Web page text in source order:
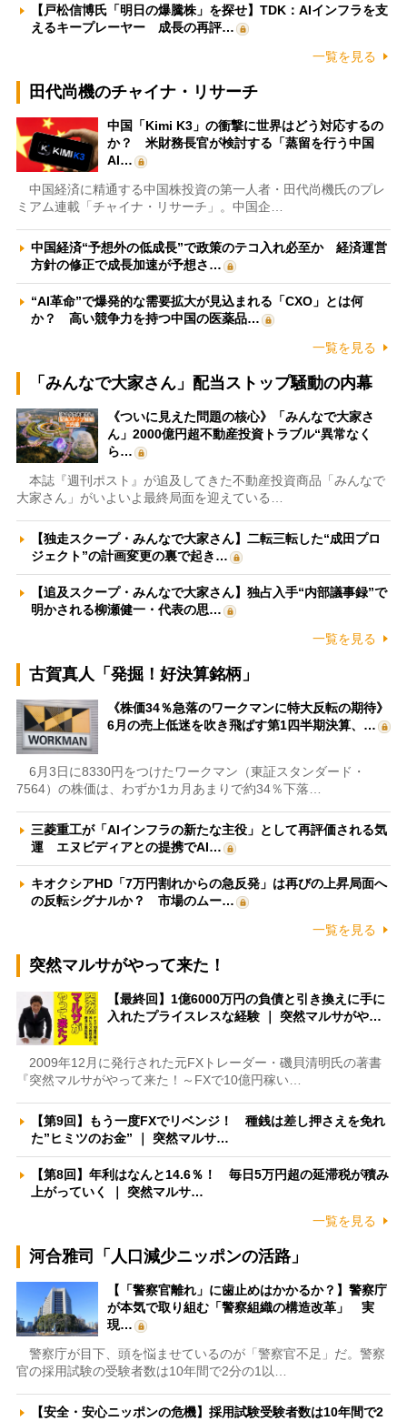
【戸松信博氏「明日の爆騰株」を探せ】TDK：AIインフラを支
えるキープレーヤー 成長の再評…
一覧を見る
田代尚機のチャイナ・リサーチ
中国「Kimi K3」の衝撃に世界はどう対応するの
か？ 米財務長官が検討する「蒸留を行う中国
AI…
中国経済に精通する中国株投資の第一人者・田代尚機氏のプレ
ミアム連載「チャイナ・リサーチ」。中国企…
中国経済“予想外の低成長”で政策のテコ入れ必至か 経済運営
方針の修正で成長加速が予想さ…
“AI革命”で爆発的な需要拡大が見込まれる「CXO」とは何
か？ 高い競争力を持つ中国の医薬品…
一覧を見る
「みんなで大家さん」配当ストップ騒動の内幕
《ついに見えた問題の核心》「みんなで大家さ
ん」2000億円超不動産投資トラブル“異常なく
ら…
本誌『週刊ポスト』が追及してきた不動産投資商品「みんなで
大家さん」がいよいよ最終局面を迎えている…
【独走スクープ・みんなで大家さん】二転三転した“成田プロ
ジェクト”の計画変更の裏で起き…
【追及スクープ・みんなで大家さん】独占入手“内部議事録”で
明かされる柳瀬健一・代表の思…
一覧を見る
古賀真人「発掘！好決算銘柄」
《株価34％急落のワークマンに特大反転の期待》
6月の売上低迷を吹き飛ばす第1四半期決算、…
6月3日に8330円をつけたワークマン（東証スタンダード・
7564）の株価は、わずか1カ月あまりで約34％下落…
三菱重工が「AIインフラの新たな主役」として再評価される気
運 エヌビディアとの提携でAI…
キオクシアHD「7万円割れからの急反発」は再びの上昇局面へ
の反転シグナルか？ 市場のムー…
一覧を見る
突然マルサがやって来た！
【最終回】1億6000万円の負債と引き換えに手に
入れたプライスレスな経験 ｜ 突然マルサがや…
2009年12月に発行された元FXトレーダー・磯貝清明氏の著書
『突然マルサがやって来た！～FXで10億円稼い…
【第9回】もう一度FXでリベンジ！ 種銭は差し押さえを免れ
た”ヒミツのお金” ｜ 突然マルサ…
【第8回】年利はなんと14.6％！ 毎日5万円超の延滞税が積み
上がっていく ｜ 突然マルサ…
一覧を見る
河合雅司「人口減少ニッポンの活路」
【「警察官離れ」に歯止めはかかるか？】警察庁
が本気で取り組む「警察組織の構造改革」 実
現…
警察庁が目下、頭を悩ませているのが「警察官不足」だ。警察
官の採用試験の受験者数は10年間で2分の1以…
【安全・安心ニッポンの危機】採用試験受験者数は10年間で2